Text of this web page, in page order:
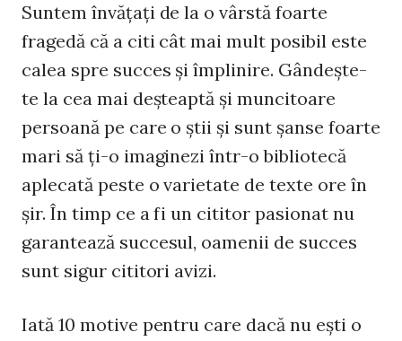
Suntem învăţaţi de la o vârstă foarte
fragedă că a citi cât mai mult posibil este
calea spre succes şi împlinire. Gândeşte-
te la cea mai deşteaptă şi muncitoare
persoană pe care o ştii şi sunt şanse foarte
mari să ţi-o imaginezi într-o bibliotecă
aplecată peste o varietate de texte ore în
şir. În timp ce a fi un cititor pasionat nu
garantează succesul, oamenii de succes
sunt sigur cititori avizi.
Iată 10 motive pentru care dacă nu eşti o